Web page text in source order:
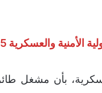
والعسكرية 15-04-2025
بأن مشغل